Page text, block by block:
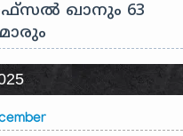
ഖാനും 63